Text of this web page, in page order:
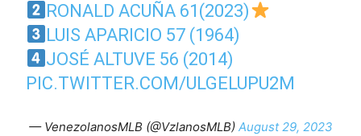
RONALD ACUÑA 61(2023)
LUIS APARICIO 57 (1964)
JOSÉ ALTUVE 56 (2014)
PIC.TWITTER.COM/ULGELUPU2M
— VenezolanosMLB (@VzlanosMLB) August 29, 2023